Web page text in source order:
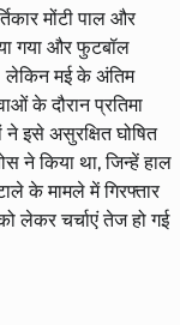
मोंटी पाल और
गया और फुटबॉल
लेकिन मई के अंतिम
के दौरान प्रतिमा
इसे असुरक्षित घोषित
ने किया था, जिन्हें हाल
के मामले में गिरफ्तार
लेकर चर्चाएं तेज हो गई